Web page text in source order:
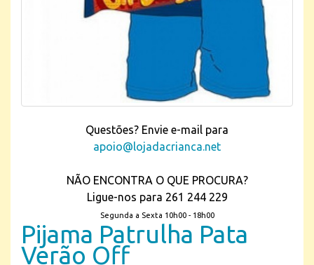
Questões? Envie e-mail para
apoio@lojadacrianca.net
NÃO ENCONTRA O QUE PROCURA?
Ligue-nos para 261 244 229
Segunda a Sexta 10h00 - 18h00
Pijama Patrulha Pata
Verão Off